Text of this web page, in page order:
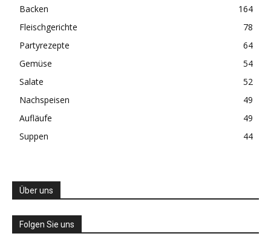
Backen
164
Fleischgerichte
78
Partyrezepte
64
Gemüse
54
Salate
52
Nachspeisen
49
Aufläufe
49
Suppen
44
Über uns
Folgen Sie uns